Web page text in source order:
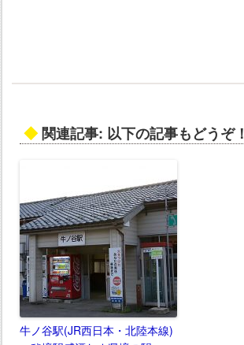
◆関連記事: 以下の記事もどうぞ！
牛ノ谷駅(JR西日本・北陸本線)